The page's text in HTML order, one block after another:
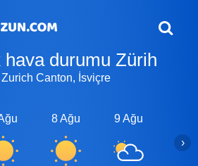
hava durumu Zürih
Canton, İsviçre
8 Ağu 9 Ağu
›